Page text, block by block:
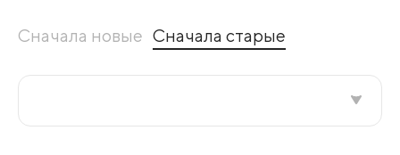
Сначала новые Сначала старые